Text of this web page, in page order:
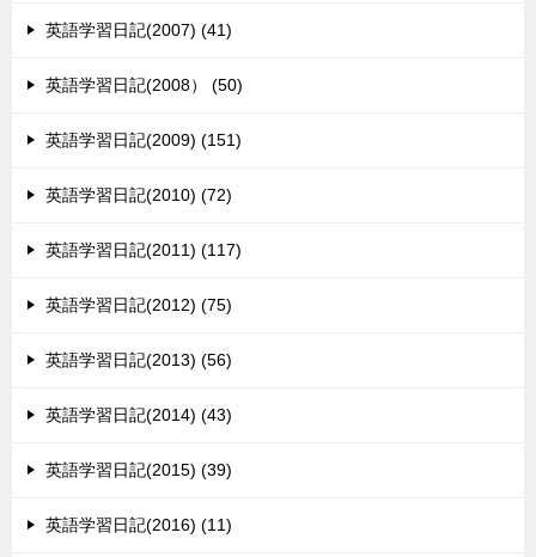
英語学習日記(2007) (41)
英語学習日記(2008） (50)
英語学習日記(2009) (151)
英語学習日記(2010) (72)
英語学習日記(2011) (117)
英語学習日記(2012) (75)
英語学習日記(2013) (56)
英語学習日記(2014) (43)
英語学習日記(2015) (39)
英語学習日記(2016) (11)